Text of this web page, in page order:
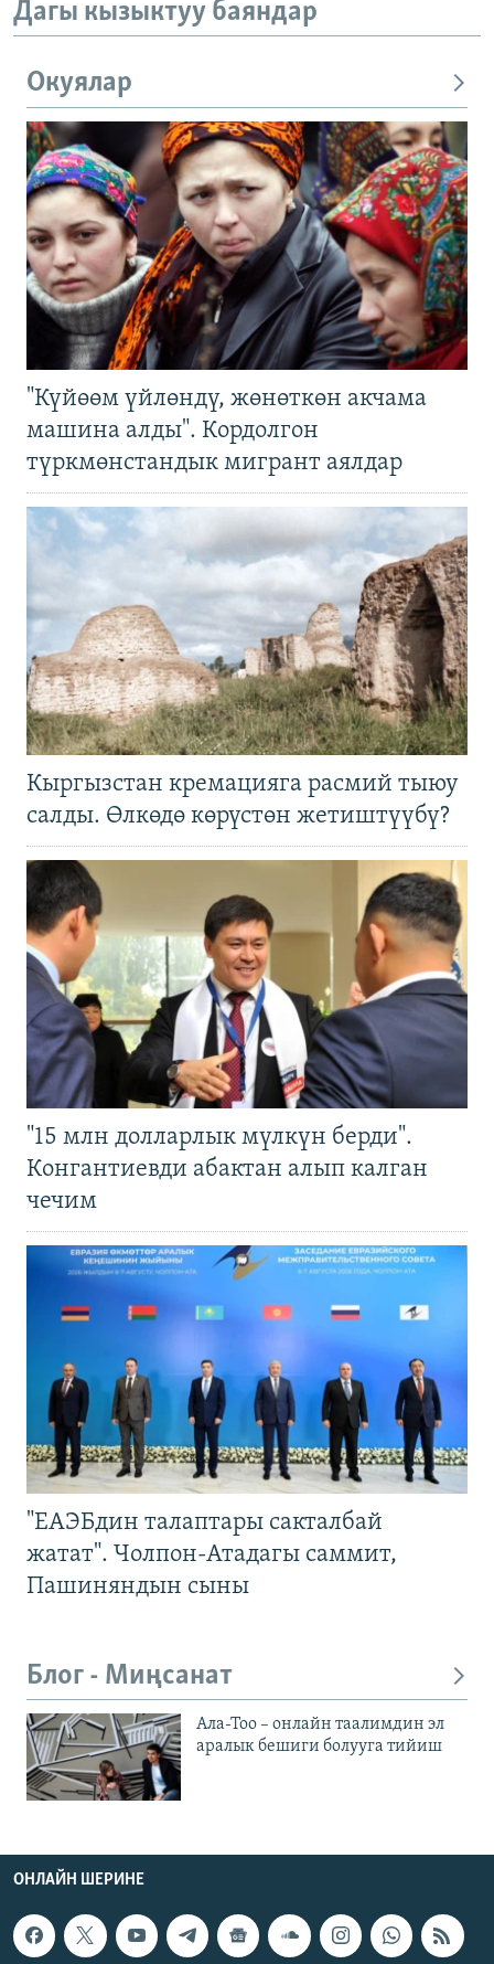
Дагы кызыктуу баяндар
Окуялар
"Күйөөм үйлөндү, жөнөткөн акчама
машина алды". Кордолгон
түркмөнстандык мигрант аялдар
Кыргызстан кремацияга расмий тыюу
салды. Өлкөдө көрүстөн жетиштүүбү?
"15 млн долларлык мүлкүн берди".
Конгантиевди абактан алып калган
чечим
"ЕАЭБдин талаптары сакталбай
жатат". Чолпон-Атадагы саммит,
Пашиняндын сыны
Блог - Миңсанат
Ала-Тоо – онлайн таалимдин эл
аралык бешиги болууга тийиш
ОНЛАЙН ШЕРИНЕ